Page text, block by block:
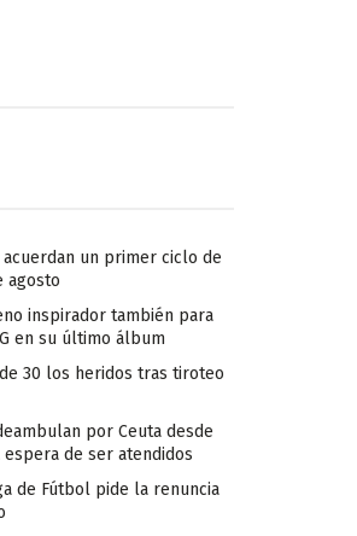
acuerdan un primer ciclo de
agosto
inspirador también para
en su último álbum
30 los heridos tras tiroteo
por Ceuta desde
espera de ser atendidos
de Fútbol pide la renuncia